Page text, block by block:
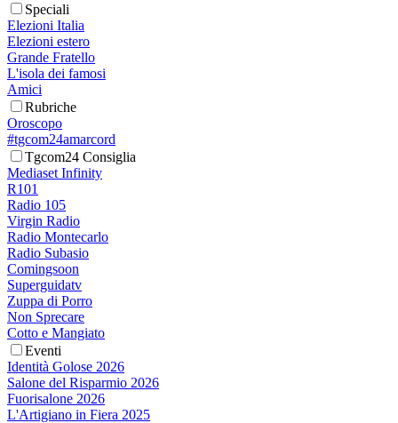
Speciali
Elezioni Italia
Elezioni estero
Grande Fratello
L'isola dei famosi
Amici
Rubriche
Oroscopo
#tgcom24amarcord
Tgcom24 Consiglia
Mediaset Infinity
R101
Radio 105
Virgin Radio
Radio Montecarlo
Radio Subasio
Comingsoon
Superguidatv
Zuppa di Porro
Non Sprecare
Cotto e Mangiato
Eventi
Identità Golose 2026
Salone del Risparmio 2026
Fuorisalone 2026
L'Artigiano in Fiera 2025